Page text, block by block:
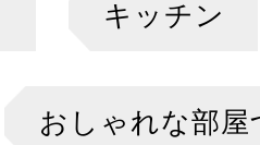
キッチン
おしゃれな部屋